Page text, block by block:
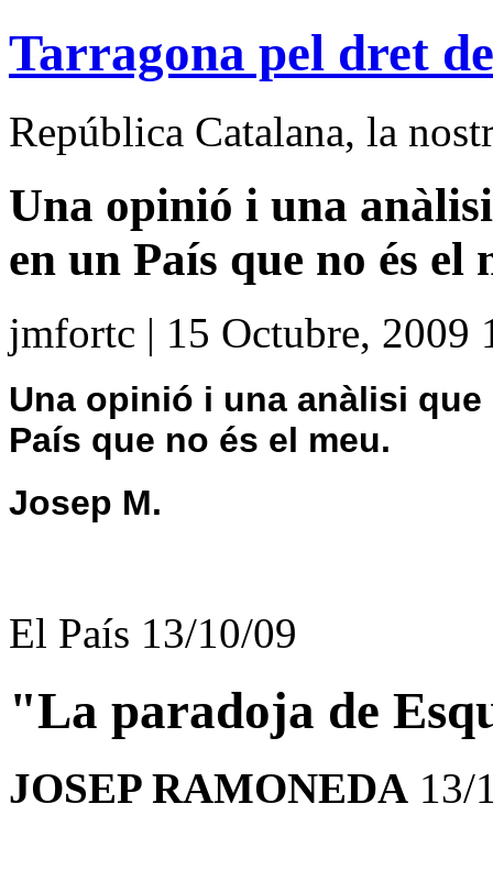
Tarragona pel dret
República Catalana, la
Una opinió i una
en un País que no és el
jmfortc | 15 Octubre, 2009
Una opinió i una anàlisi
País que no és el meu.
Josep M.
El País 13/10/09
"La paradoja de
JOSEP RAMONEDA 13/